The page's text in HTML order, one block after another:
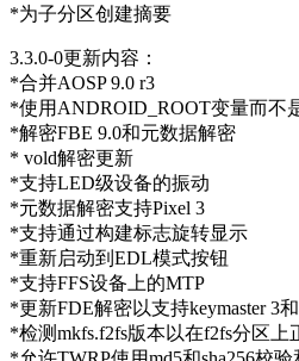
*为子分区创建摘要
3.3.0-0更新内容：
*合并AOSP 9.0 r3
*使用ANDROID_ROOT变量而不
*解密FBE 9.0和元数据解密
* vold解密更新
*支持LED级设备的振动
*元数据解密支持Pixel 3
*支持通过构建标志旋转显示
*重新启动到EDL模式按钮
*支持FFS设备上的MTP
*更新FDE解密以支持keymaster 3
*检测mkfs.f2fs版本以在f2fs分区上